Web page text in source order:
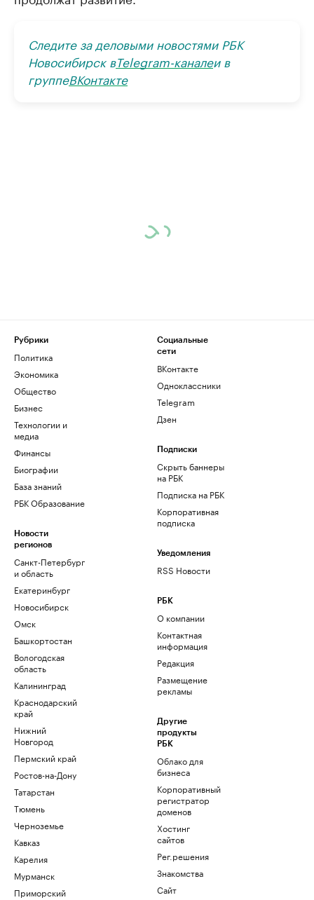
Следите за деловыми новостями РБК
Новосибирск вTelegram-каналеи в
группеВКонтакте
Рубрики
Политика
Экономика
Общество
Бизнес
Технологии и
медиа
Финансы
Биографии
База знаний
РБК Образование
Новости
регионов
Санкт-Петербург
и область
Екатеринбург
Новосибирск
Омск
Башкортостан
Вологодская
область
Калининград
Краснодарский
край
Нижний
Новгород
Пермский край
Ростов-на-Дону
Татарстан
Тюмень
Черноземье
Кавказ
Карелия
Мурманск
Приморский
Социальные
сети
ВКонтакте
Одноклассники
Telegram
Дзен
Подписки
Скрыть баннеры
на РБК
Подписка на РБК
Корпоративная
подписка
Уведомления
RSS Новости
РБК
О компании
Контактная
информация
Редакция
Размещение
рекламы
Другие
продукты
РБК
Облако для
бизнеса
Корпоративный
регистратор
доменов
Хостинг
сайтов
Рег.решения
Знакомства
Сайт